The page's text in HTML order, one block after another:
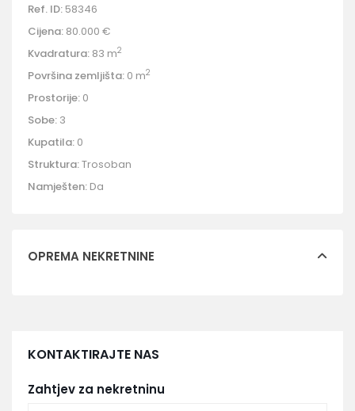
Ref. ID: 58346
Cijena: 80.000 €
Kvadratura: 83 m2
Površina zemljišta: 0 m2
Prostorije: 0
Sobe: 3
Kupatila: 0
Struktura:Trosoban
Namješten: Da
OPREMA NEKRETNINE
KONTAKTIRAJTE NAS
Zahtjev za nekretninu